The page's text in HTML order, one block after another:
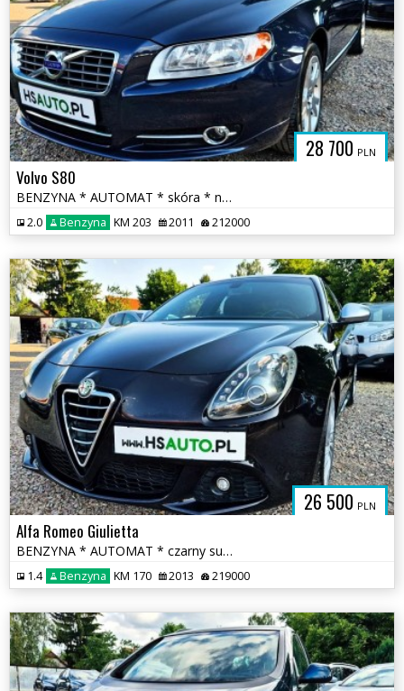
28 700 PLN
Volvo S80
BENZYNA * AUTOMAT * skóra * nawigacja * super * OKAZJA * polecamy
2.0 Benzyna KM 203 2011 212000
26 500 PLN
Alfa Romeo Giulietta
BENZYNA * AUTOMAT * czarny sufit * łopatki F1 * super * OKAZJA
1.4 Benzyna KM 170 2013 219000